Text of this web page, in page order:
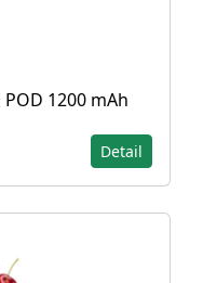
1200 mAh
Detail